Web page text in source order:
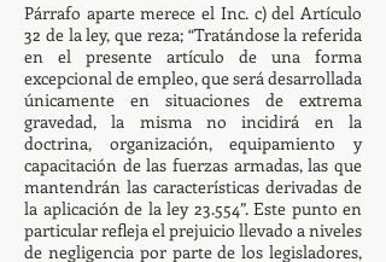
Párrafo aparte merece el Inc. c) del Artículo
32 de la ley, que reza; “Tratándose la referida
en el presente artículo de una forma
excepcional de empleo, que será desarrollada
únicamente en situaciones de extrema
gravedad, la misma no incidirá en la
doctrina, organización, equipamiento y
capacitación de las fuerzas armadas, las que
mantendrán las características derivadas de
la aplicación de la ley 23.554”. Este punto en
particular refleja el prejuicio llevado a niveles
de negligencia por parte de los legisladores,